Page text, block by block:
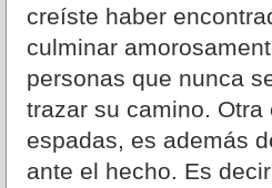
creíste haber
culminar
personas que nunca
trazar su camino.
espadas, es además
ante el hecho. Es